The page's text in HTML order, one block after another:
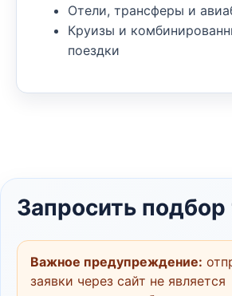
Отели, трансферы и
Круизы и
поездки
Запросить подбор
Важное предупреждение:
заявки через сайт не является